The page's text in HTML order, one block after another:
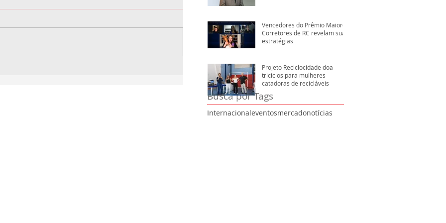
Busca por Tags
Internacionaleventosmercadonotícias
Vencedores do Prêmio Maiores
Corretores de RC revelam suas
estratégias
Projeto Reciclocidade doa
triciclos para mulheres
catadoras de recicláveis